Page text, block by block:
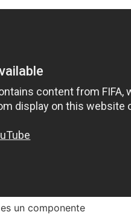
es un componente